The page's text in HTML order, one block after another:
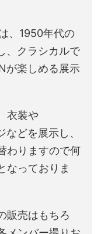
、1950年代の
、クラシカルで
が楽しめる展示
衣装や
どを展示し、
わりますので何
なっておりま
販売はもちろ